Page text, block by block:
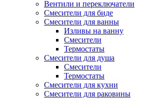
Вентили и переключатели
Смесители для биде
Смесители для ванны
Изливы на ванну
Смесители
Термостаты
Смесители для душа
Смесители
Термостаты
Смесители для кухни
Смесители для раковины